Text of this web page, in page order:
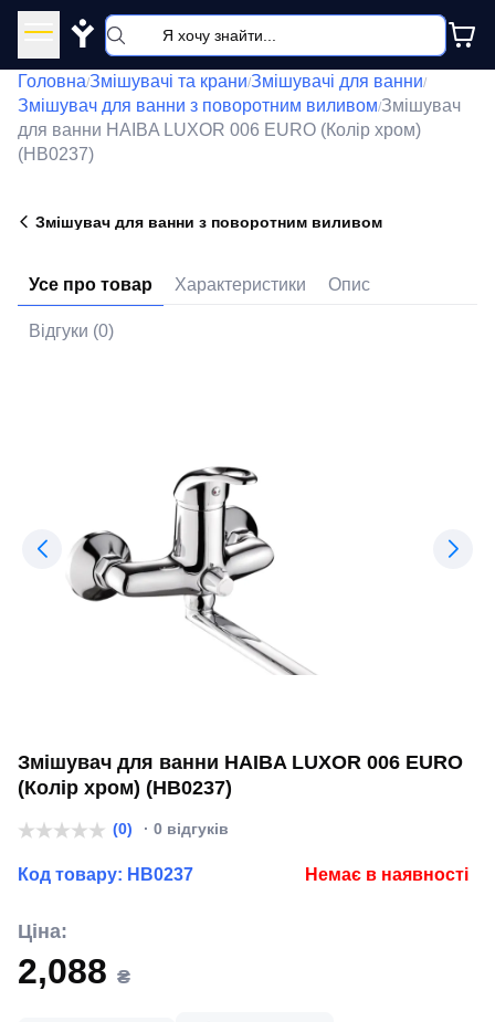
Y
Головна/Змішувачі та крани/Змішувачі для ванни/
Змішувач для ванни з поворотним виливом/Змішувач
для ванни HAIBA LUXOR 006 EURO (Колір хром)
(HB0237)
Змішувач для ванни з поворотним виливом
Усе про товар Характеристики Опис
Відгуки (0)
Змішувач для ванни HAIBA LUXOR 006 EURO
(Колір хром) (HB0237)
(0) · 0 відгуків
Код товару: HB0237 Немає в наявності
Ціна:
2,088 ₴